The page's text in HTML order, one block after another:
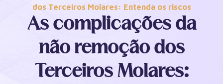
dos Terceiros Molares: Entenda os riscos
As complicações da
não remoção dos
Terceiros Molares: